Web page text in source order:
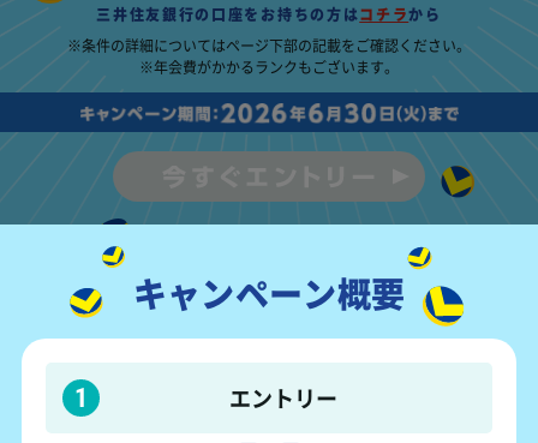
三井住友銀行の口座をお持ちの方はコチラから
※条件の詳細についてはページ下部の記載をご確認ください。
※年会費がかかるランクもございます。
キャンペーン概要
エントリー